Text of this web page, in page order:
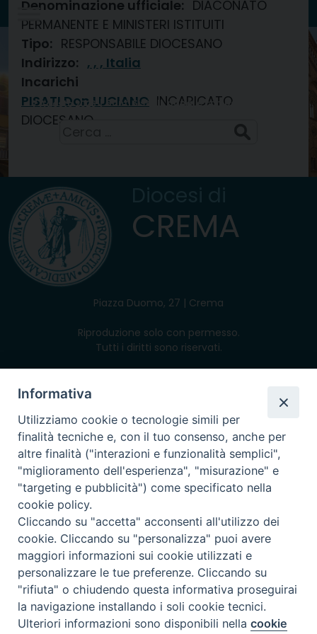
Skip
to
content
Diocesi di
CREMA
7 Agosto 2026 Santi Sisto II, papa, e compagni, martiri
Denominazione ufficiale: DIACONATO
PERMANENTE E MINISTERI ISTITUITI
Tipo: RESPONSABILE DIOCESANO
Indirizzo: , , , Italia
Incarichi
PISATI Don LUCIANO INCARICATO
DIOCESANO
CREMA
Piazza Duomo, 27 | Crema
Riproduzione solo con permesso.
Tutti i diritti sono riservati.
powered with
Preferenze Cookie
Informativa
Utilizziamo cookie o tecnologie simili per
finalità tecniche e, con il tuo consenso, anche per
altre finalità ("interazioni e funzionalità semplici",
"miglioramento dell'esperienza", "misurazione" e
"targeting e pubblicità") come specificato nella
cookie policy.
Cliccando su "accetta" acconsenti all'utilizzo dei
cookie. Cliccando su "personalizza" puoi avere
maggiori informazioni sui cookie utilizzati e
personalizzare le tue preferenze. Cliccando su
"rifiuta" o chiudendo questa informativa proseguirai
la navigazione installando i soli cookie tecnici.
Ulteriori informazioni sono disponibili nellacookie